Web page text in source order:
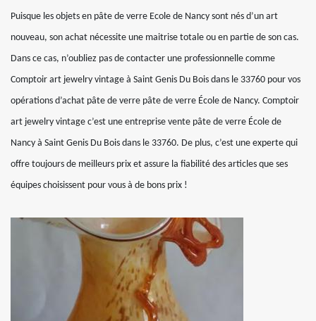
Puisque les objets en pâte de verre Ecole de Nancy sont nés d’un art
nouveau, son achat nécessite une maitrise totale ou en partie de son cas.
Dans ce cas, n’oubliez pas de contacter une professionnelle comme
Comptoir art jewelry vintage à Saint Genis Du Bois dans le 33760 pour vos
opérations d’achat pâte de verre pâte de verre École de Nancy. Comptoir
art jewelry vintage c’est une entreprise vente pâte de verre École de
Nancy à Saint Genis Du Bois dans le 33760. De plus, c’est une experte qui
offre toujours de meilleurs prix et assure la fiabilité des articles que ses
équipes choisissent pour vous à de bons prix !